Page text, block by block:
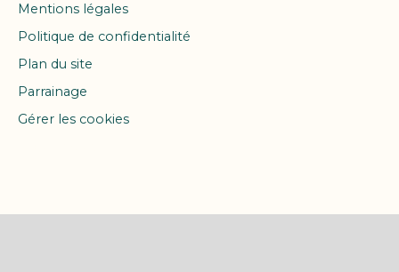
Mentions légales
Politique de confidentialité
Plan du site
Parrainage
Gérer les cookies